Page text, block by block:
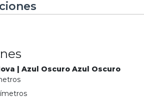
| Azul Oscuro Azul Oscuro
s
s